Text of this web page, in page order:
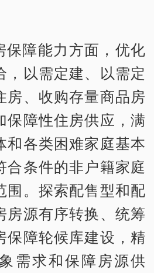
保障能力方面，优化
，以需定建、以需定
房、收购存量商品房
保障性住房供应，满
和各类困难家庭基本
合条件的非户籍家庭
围。探索配售型和配
房源有序转换、统筹
保障轮候库建设，精
需求和保障房源供